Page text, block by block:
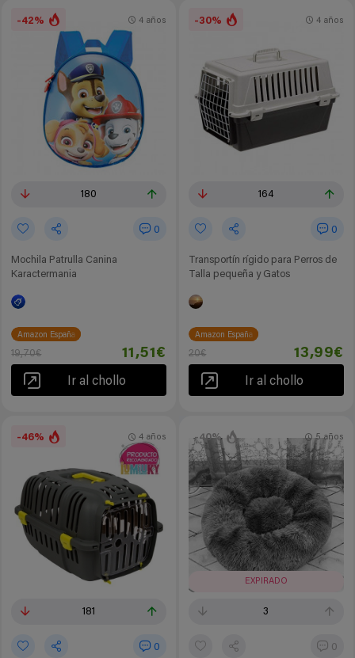
-42%
180
0
Mochila Patrulla Canina
Karactermania
4 años
Amazon España
19,70€ 11,51€
Ir al chollo
-30%
164
0
Transportín rígido para Perros de
Talla pequeña y Gatos
4 años
Amazon España
20€ 13,99€
Ir al chollo
-46%
181
0
4 años -40%
EXPIRADO
3
0
5 años